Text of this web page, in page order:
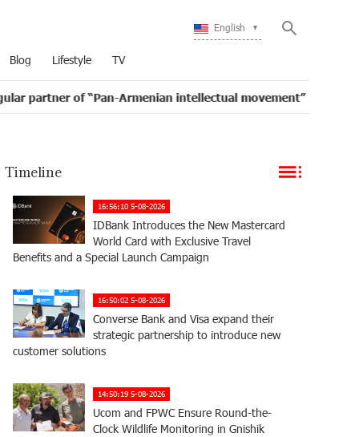
English
Blog Lifestyle TV
“Pan-Armenian intellectual movement” 16:11 IDBank
Timeline
16:56:10 5-08-2026
IDBank Introduces the New Mastercard
World Card with Exclusive Travel
Benefits and a Special Launch Campaign
16:50:02 5-08-2026
Converse Bank and Visa expand their
strategic partnership to introduce new
customer solutions
14:50:19 5-08-2026
Ucom and FPWC Ensure Round-the-
Clock Wildlife Monitoring in Gnishik